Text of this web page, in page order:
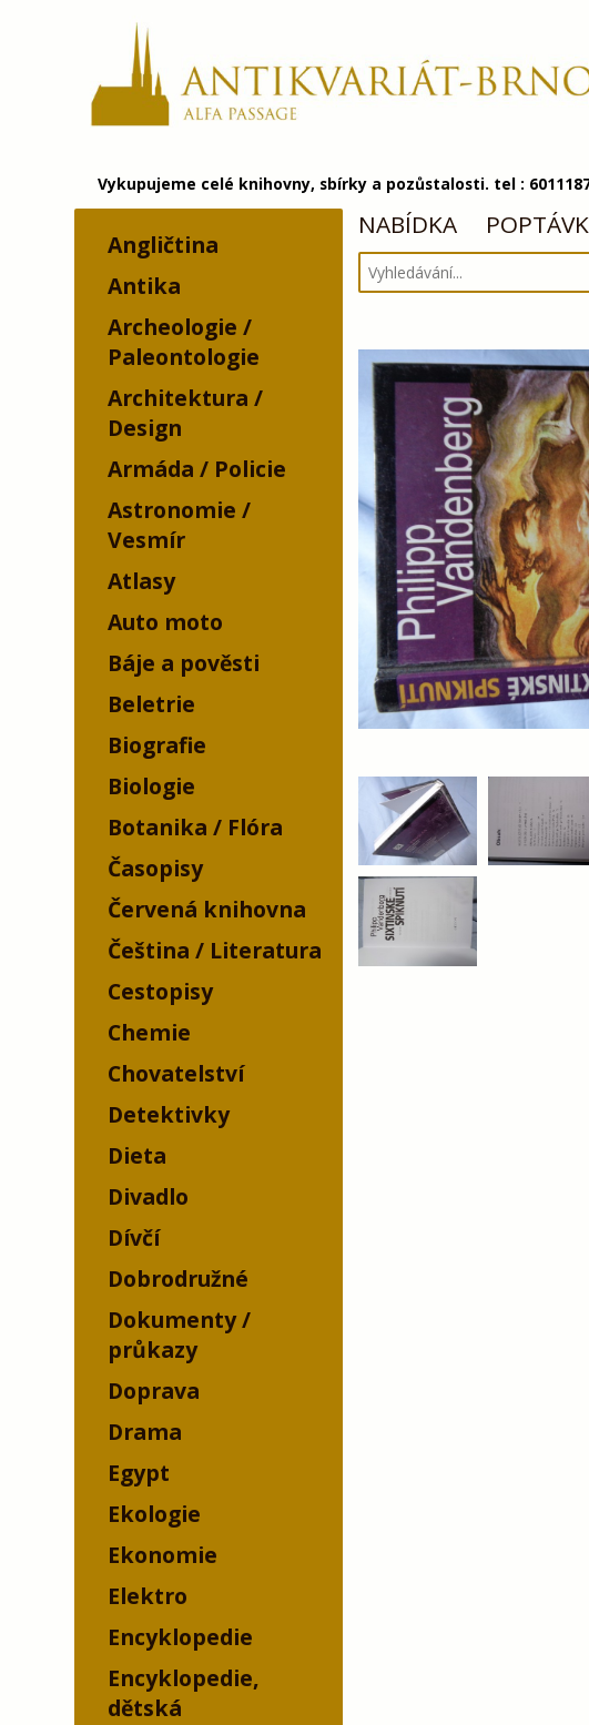
Vykupujeme celé knihovny, sbírky a pozůstalosti. tel :
Angličtina
Antika
Archeologie /
Paleontologie
Architektura /
Design
Armáda / Policie
Astronomie /
Vesmír
Atlasy
Auto moto
Báje a pověsti
Beletrie
Biografie
Biologie
Botanika / Flóra
Časopisy
Červená knihovna
Čeština / Literatura
Cestopisy
Chemie
Chovatelství
Detektivky
Dieta
Divadlo
Dívčí
Dobrodružné
Dokumenty /
průkazy
Doprava
Drama
Egypt
Ekologie
Ekonomie
Elektro
Encyklopedie
Encyklopedie,
dětská
NABÍDKA